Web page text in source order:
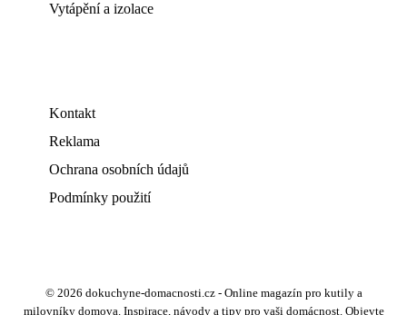
Vytápění a izolace
Kontakt
Reklama
Ochrana osobních údajů
Podmínky použití
© 2026 dokuchyne-domacnosti.cz - Online magazín pro kutily a
milovníky domova. Inspirace, návody a tipy pro vaši domácnost. Objevte